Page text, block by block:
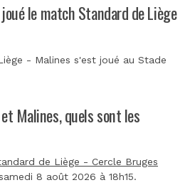
le match Standard de Liège
- Malines s'est joué au Stade
Malines, quels sont les
de Liège - Cercle Bruges
8 août 2026 à 18h15.